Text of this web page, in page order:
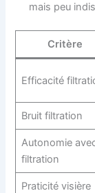
mais peu
Critère
Efficacité
Bruit filtration
Autonomie
filtration
Praticité visière